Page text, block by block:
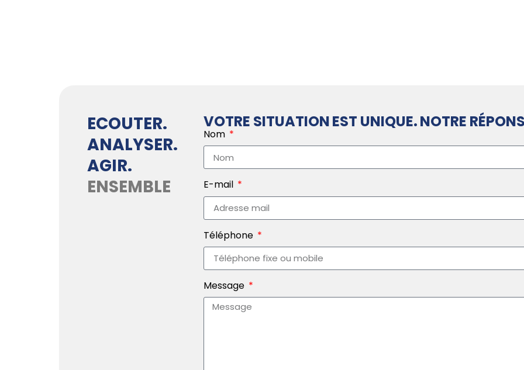
ECOUTER.
ANALYSER.
AGIR.
ENSEMBLE
VOTRE SITUATION EST UNIQUE. NOTRE
Nom
E-mail
Téléphone
Message